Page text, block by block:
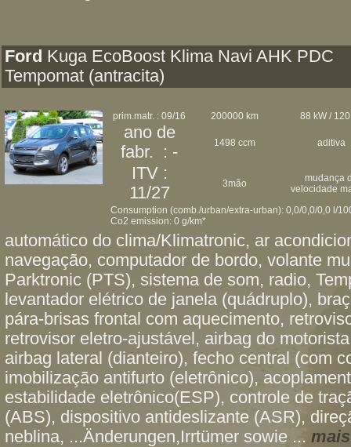
Ford Kuga EcoBoost Klima Navi AHK PDC
Tempomat (antracita)
prim.matr. : 09/16 200000 km 88 kW /
ano de
fabr. : -
1498 ccm aditiva
ITV :
11/27
3mão
mudança
velocidade
Consumption (comb./urban/extra-urban): 0,0/0,0/0,0 l/
Co2 emission: 0 g/km*
automático do clima/Klimatronic, ar
navegação, computador de bordo, volante
Parktronic (PTS), sistema de som, radio,
levantador elétrico de janela (quádruplo),
pára-brisas frontal com aquecimento,
retrovisor eletro-ajustável, airbag do
airbag lateral (dianteiro), fecho central (com
imobilização antifurto (eletrônico),
estabilidade eletrônico(ESP), controle de
(ABS), dispositivo antideslizante (ASR),
neblina, ...Änderungen,Irrtümer sowie ...